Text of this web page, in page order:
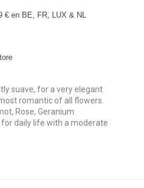
€ en BE, FR, LUX & NL
suave, for a very elegant
romantic of all flowers.
Rose, Geranium
daily life with a moderate